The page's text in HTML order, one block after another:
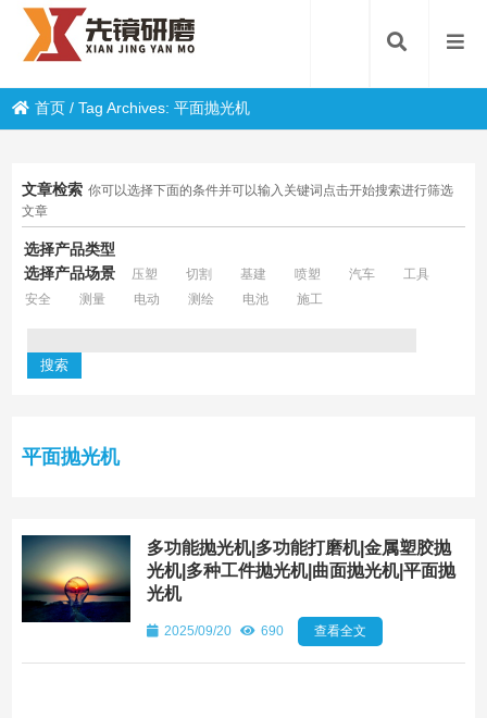
首页 /Tag Archives: 平面抛光机
文章检索 你可以选择下面的条件并可以输入关键词点击开始搜索进行筛选
文章
选择产品类型
选择产品场景
压塑 切割 基建 喷塑 汽车
工具
安全
测量 电动 测绘 电池 施工
平面抛光机
多功能抛光机|多功能打磨机|金属塑胶抛
光机|多种工件抛光机|曲面抛光机|平面抛
光机
2025/09/20 690 查看全文